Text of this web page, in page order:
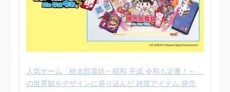
人気ゲーム「桃太郎電鉄～昭和 平成 令和も定番！～」
の世界観をデザインに盛り込んだ 雑貨アイテム 発売